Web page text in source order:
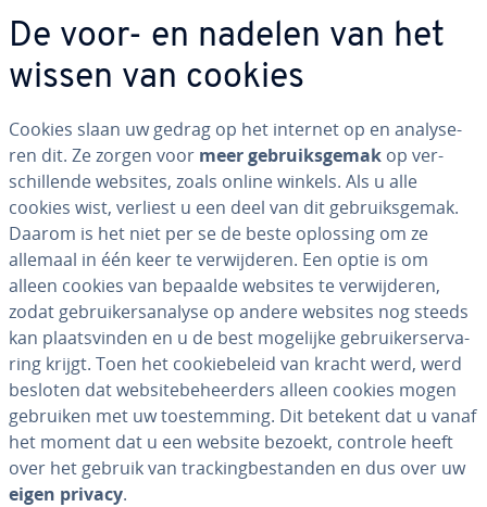
De voor- en nadelen van het
wissen van cookies
Cookies slaan uw gedrag op het internet op en ana­ly­se­
ren dit. Ze zorgen voor meer ge­bruiks­ge­mak op ver­
schil­len­de websites, zoals online winkels. Als u alle
cookies wist, verliest u een deel van dit ge­bruiks­ge­mak.
Daarom is het niet per se de beste oplossing om ze
allemaal in één keer te ver­wij­de­ren. Een optie is om
alleen cookies van bepaalde websites te ver­wij­de­ren,
zodat ge­brui­kers­ana­ly­se op andere websites nog steeds
kan plaats­vin­den en u de best mogelijke ge­brui­ker­s­er­va­
ring krijgt. Toen het coo­kie­be­leid van kracht werd, werd
besloten dat web­si­te­be­heer­ders alleen cookies mogen
gebruiken met uw toe­stem­ming. Dit betekent dat u vanaf
het moment dat u een website bezoekt, controle heeft
over het gebruik van trac­king­be­stan­den en dus over uw
eigen privacy.